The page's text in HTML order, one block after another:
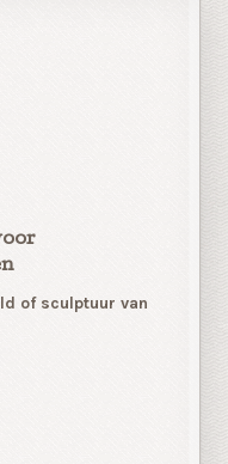
of sculptuur van